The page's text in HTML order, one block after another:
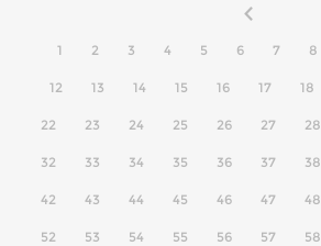
1 2 3 4 5 6 7 8
12 13 14 15 16 17 18
22 23 24 25 26 27 28
32 33 34 35 36 37 38
42 43 44 45 46 47 48
52 53 54 55 56 57 58